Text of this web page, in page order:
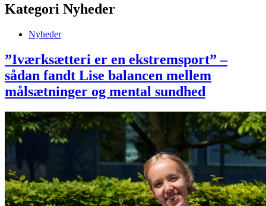
Kategori Nyheder
Nyheder
”Iværksætteri er en ekstremsport” –
sådan fandt Lise balancen mellem
målsætninger og mental sundhed